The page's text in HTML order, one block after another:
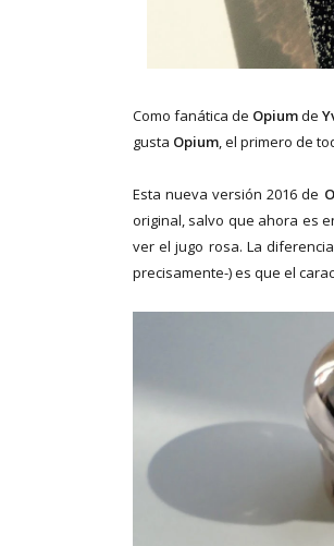
Como fanática de Opiumde
gusta Opium, el primero de
Esta nueva versión 2016 de
original, salvo que ahora es
ver el jugo rosa. La
precisamente-) es que el